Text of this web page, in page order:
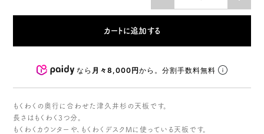
なら 月々8,000円から。分割手数料無料
もくわくの奥行に合わせた津久井杉の天板です。
長さはもくわく3つ分。
もくわくカウンターや、もくわくデスクMに使っている天板です。